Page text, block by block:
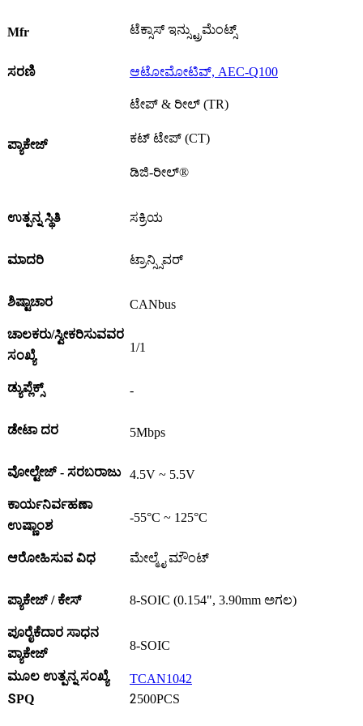
Mfr ಟೆಕ್ಸಾಸ್ ಇನ್ಸ್ಟ್ರುಮೆಂಟ್ಸ್
ಸರಣಿ ಆಟೋಮೋಟಿವ್, AEC-Q100
ಪ್ಯಾಕೇಜ್
ಟೇಪ್ & ರೀಲ್ (TR)
ಕಟ್ ಟೇಪ್ (CT)
ಡಿಜಿ-ರೀಲ್®
ಉತ್ಪನ್ನ ಸ್ಥಿತಿ ಸಕ್ರಿಯ
ಮಾದರಿ ಟ್ರಾನ್ಸ್ಸಿವರ್
ಶಿಷ್ಟಾಚಾರ CANbus
ಚಾಲಕರು/ಸ್ವೀಕರಿಸುವವರ
ಸಂಖ್ಯೆ
1/1
ಡ್ಯುಪ್ಲೆಕ್ಸ್ -
ಡೇಟಾ ದರ 5Mbps
ವೋಲ್ಟೇಜ್ - ಸರಬರಾಜು 4.5V ~ 5.5V
ಕಾರ್ಯನಿರ್ವಹಣಾ
ಉಷ್ಣಾಂಶ
-55°C ~ 125°C
ಆರೋಹಿಸುವ ವಿಧ ಮೇಲ್ಮೈ ಮೌಂಟ್
ಪ್ಯಾಕೇಜ್ / ಕೇಸ್ 8-SOIC (0.154", 3.90mm ಅಗಲ)
ಪೂರೈಕೆದಾರ ಸಾಧನ
ಪ್ಯಾಕೇಜ್
8-SOIC
ಮೂಲ ಉತ್ಪನ್ನ ಸಂಖ್ಯೆ TCAN1042
SPQ 2500PCS